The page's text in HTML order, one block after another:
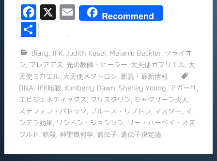
F
a
e
b
o
o
k
X
E
l
Recommend
共
diary JFK Judith Kusel Melanie Beckler, クライオ
ン
プレアデス 光の教師・ヒーラー 大天使ガブリエル
大
天使ミカエル
大天使メタトロン
新規・最新情報
DNA
JFK暗殺, Kimberly Dawn Shelley Young アガーサ
エピジェネティックス
クリスタリン ジャクリーン夫人
ステファン・パドック
ブルース・リプトン マスター
マ
ンデラ効果
リンドン・ジョンソン
リー・ハーベイ・オズ
ワルド
暗殺, 神聖幾何学 遺伝子 遺伝子決定論